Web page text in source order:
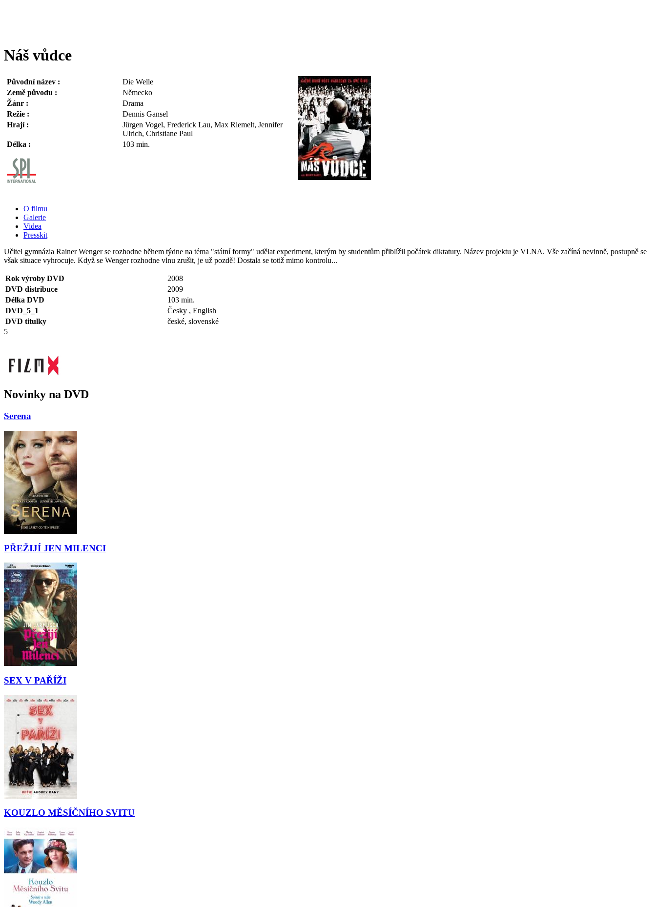
Náš vůdce
Původní název :
Die Welle
Země původu :
Německo
Žánr :
Drama
Režie :
Dennis Gansel
Hrají :
Jürgen Vogel, Frederick Lau, Max Riemelt, Jennifer
Ulrich, Christiane Paul
Délka :
103 min.
O filmu
Galerie
Videa
Presskit
Učitel gymnázia Rainer Wenger se rozhodne během týdne na téma "státní formy" udělat experiment, kterým by studentům přiblížil počátek diktatury. Název projektu je VLNA. Vše začíná nevinně, postupně se
však situace vyhrocuje. Když se Wenger rozhodne vlnu zrušit, je už pozdě! Dostala se totiž mimo kontrolu...
Rok výroby DVD
2008
DVD distribuce
2009
Délka DVD
103 min.
DVD_5_1
Česky , English
DVD titulky
české, slovenské
5
Novinky na DVD
Serena
PŘEŽIJÍ JEN MILENCI
SEX V PAŘÍŽI
KOUZLO MĚSÍČNÍHO SVITU